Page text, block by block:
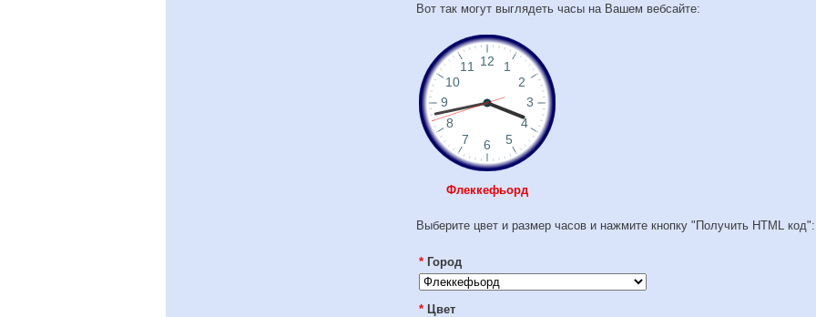
Вот так могут выглядеть часы на Вашем вебсайте:
Флеккефьорд
Выберите цвет и размер часов и нажмите кнопку "Получить HTML код":
* Город
* Цвет